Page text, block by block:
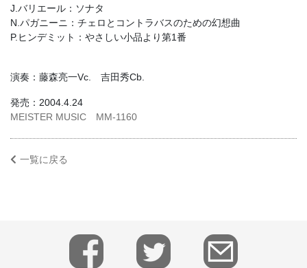
J.バリエール：ソナタ
N.パガニーニ：チェロとコントラバスのための幻想曲
P.ヒンデミット：やさしい小品より第1番
演奏：藤森亮一Vc. 吉田秀Cb.
発売：2004.4.24
MEISTER MUSIC
MM-1160
一覧に戻る